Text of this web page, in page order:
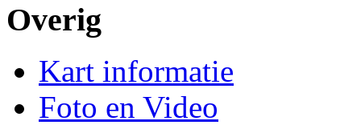
Overig
Kart informatie
Foto en Video